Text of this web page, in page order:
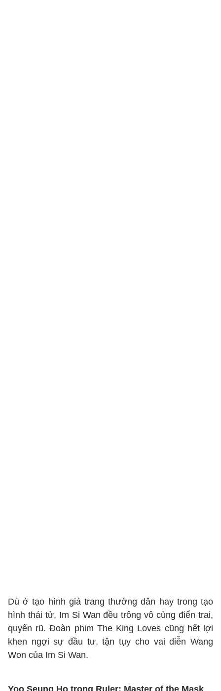
Dù ở tạo hình giả trang thường dân hay trong tạo
hình thái tử, Im Si Wan đều trông vô cùng điển trai,
quyến rũ. Đoàn phim The King Loves cũng hết lợi
khen ngợi sự đầu tư, tận tụy cho vai diễn Wang
Won của Im Si Wan.
Yoo Seung Ho trong Ruler: Master of the Mask